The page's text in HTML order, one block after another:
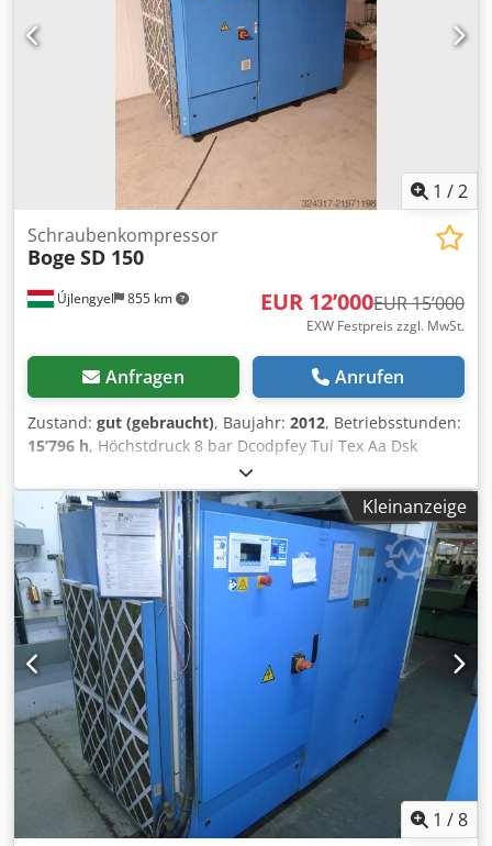
1 /2
Újlengyel 855 km
Schraubenkompressor
Boge SD 150
EUR 12’000EUR 15’000
EXW Festpreis zzgl. MwSt.
Anfragen Anrufen
Zustand: gut (gebraucht), Baujahr: 2012, Betriebsstunden:
15’796 h, Höchstdruck 8 bar Dcodpfey Tui Tex Aa Dsk
Liefermenge 18,4 m3/h Nennleistung 110 kW
Netzspannung Kompressor 400 V / 50 Hz Netzspannung
Trockner 400 V / 50 Hz Kompressor wurde ständig
gewartet, seit 2 Jahren ausser Betrieb
Kleinanzeige
1 /8